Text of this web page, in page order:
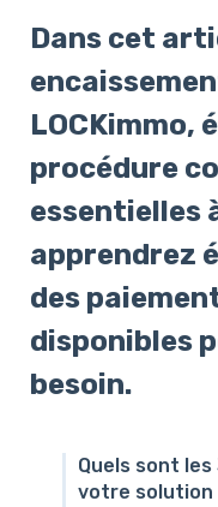
Dans cet
LOCKimmo,
procédure
essentielles
apprendrez
des
disponibles
besoin.
Quels sont
votre solution